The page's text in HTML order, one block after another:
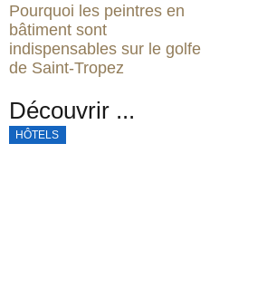
Pourquoi les peintres en
bâtiment sont
indispensables sur le golfe
de Saint-Tropez
Découvrir ...
HÔTELS